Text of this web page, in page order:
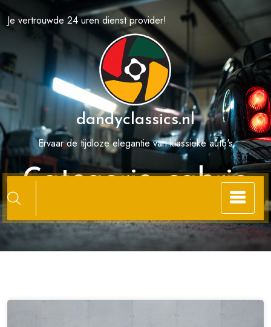
Spring
naar
inhoud
Je vertrouwde 24 uren dienst provider!
dandyclassics.nl
Ervaar de tijdloze elegantie van klassieke auto's
Categorie:cabrio